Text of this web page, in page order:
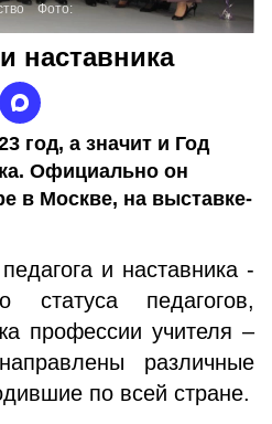
Фото:
наставника
год, а значит и Год
Официально он
в Москве, на выставке-
и наставника -
статуса педагогов,
профессии учителя –
различные
по всей стране.